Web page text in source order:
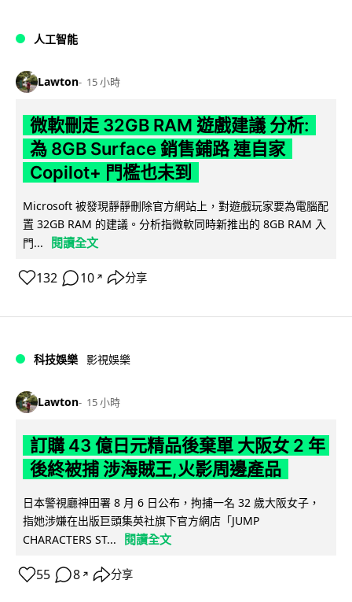
人工智能
Lawton 15 小時
微軟刪走 32GB RAM 遊戲建議 分析:
為 8GB Surface 銷售鋪路 連自家
Copilot+ 門檻也未到
Microsoft 被發現靜靜刪除官方網站上，對遊戲玩家要為電腦配
置 32GB RAM 的建議。分析指微軟同時新推出的 8GB RAM 入
門...
閱讀全文
132 10 ↗ 分享
科技娛樂 影視娛樂
Lawton 15 小時
訂購 43 億日元精品後棄單 大阪女 2 年
後終被捕 涉海賊王,火影周邊產品
日本警視廳神田署 8 月 6 日公布，拘捕一名 32 歲大阪女子，
指她涉嫌在出版巨頭集英社旗下官方網店「JUMP
CHARACTERS ST...
閱讀全文
55 8 ↗ 分享